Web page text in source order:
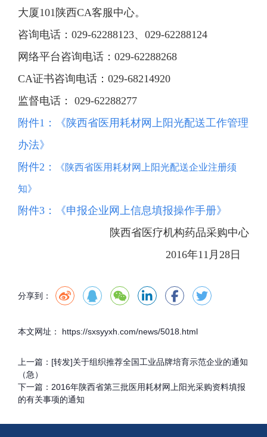
大厦101陕西CA客服中心。
咨询电话：029-62288123、029-62288124
网络平台咨询电话：029-62288268
CA证书咨询电话：029-68214920
监督电话： 029-62288277
附件1：
《陕西省医用耗材网上阳光配送工作管理
办法》
附件2：
《陕西省医用耗材网上阳光配送企业注册须
知》
附件3：
《申报企业网上信息填报操作手册》
陕西省医疗机构药品采购中心
2016年11月28日
分享到：
本文网址： https://sxsyyxh.com/news/5018.html
上一篇： [转发]关于组织推荐全国工业品牌培育示范企业的通知
（急）
下一篇： 2016年陕西省第三批医用耗材网上阳光采购资料填报
的有关事项的通知